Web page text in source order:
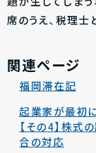
席のうえ、税理士
関連ページ
福岡滞在記
起業家が最初
【その4】株式
合の対応